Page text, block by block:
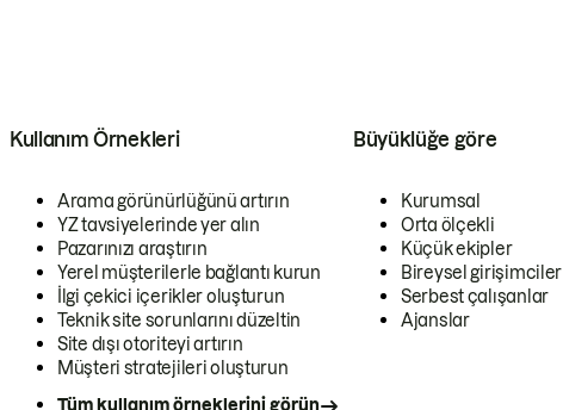
Kullanım Örnekleri
Arama görünürlüğünü artırın
YZ tavsiyelerinde yer alın
Pazarınızı araştırın
Yerel müşterilerle bağlantı kurun
İlgi çekici içerikler oluşturun
Teknik site sorunlarını düzeltin
Site dışı otoriteyi artırın
Müşteri stratejileri oluşturun
Tüm kullanım örneklerini görün
Büyüklüğe göre
Kurumsal
Orta ölçekli
Küçük ekipler
Bireysel girişimciler
Serbest çalışanlar
Ajanslar